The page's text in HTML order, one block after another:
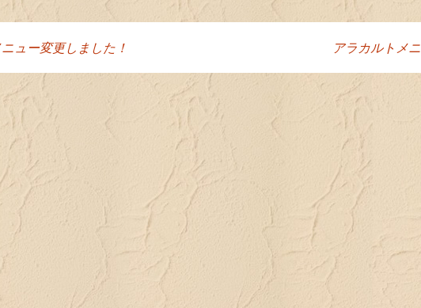
ゲーション
ュー変更しました！ アラカルトメ